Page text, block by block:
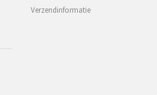
Verzendinformatie